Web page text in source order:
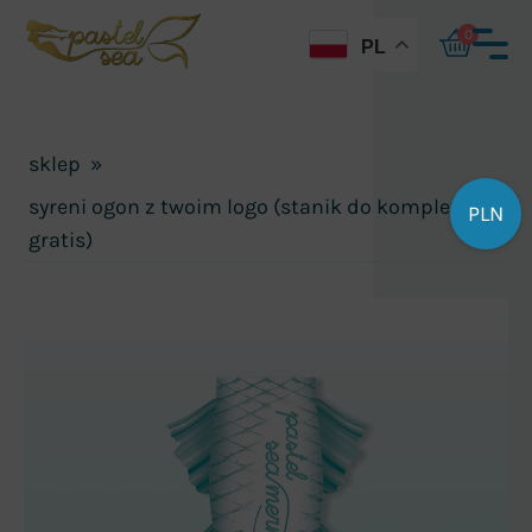
PL
0
sklep »
syreni ogon z twoim logo (stanik do kompletu
gratis)
PLN